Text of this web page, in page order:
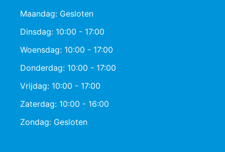
Maandag: Gesloten
Dinsdag: 10:00 - 17:00
Woensdag: 10:00 - 17:00
Donderdag: 10:00 - 17:00
Vrijdag: 10:00 - 17:00
Zaterdag: 10:00 - 16:00
Zondag: Gesloten